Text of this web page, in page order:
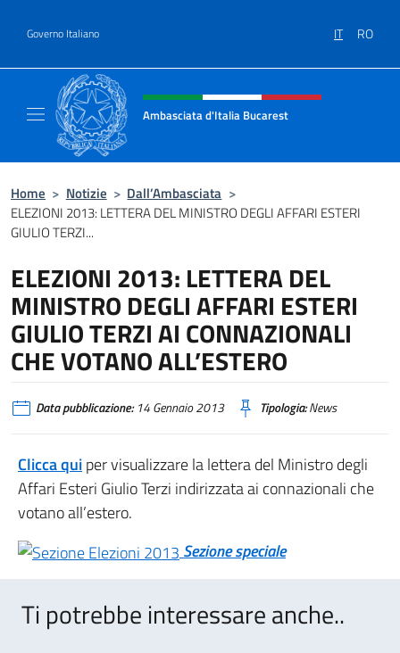
Governo Italiano IT RO
Intestazione sito, social e menù
Ambasciata d'Italia Bucarest
Home > Notizie > Dall’Ambasciata >
ELEZIONI 2013: LETTERA DEL MINISTRO DEGLI AFFARI ESTERI
GIULIO TERZI...
ELEZIONI 2013: LETTERA DEL
MINISTRO DEGLI AFFARI ESTERI
GIULIO TERZI AI CONNAZIONALI
CHE VOTANO ALL’ESTERO
Data pubblicazione:14 Gennaio 2013 Tipologia:News
Clicca quiper visualizzare la lettera del Ministro degli
Affari Esteri Giulio Terzi indirizzata ai connazionali che
votano all’estero.
Sezione speciale
Ti potrebbe interessare anche..